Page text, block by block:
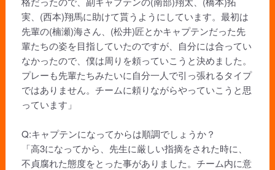
実、(西本)翔馬に助けて貰うようにしています。最初は
先輩の(楠瀬)海さん、(松井)匠とかキャプテンだった先
輩たちの姿を目指していたのですが、自分には合ってい
なかったので、僕は周りを頼っていこうと決めました。
プレーも先輩たちみたいに自分一人で引っ張れるタイプ
ではありません。チームに頼りながらやっていこうと思
っています」
Q:キャプテンになってからは順調でしょうか？
「高3になってから、先生に厳しい指摘をされた時に、
不貞腐れた態度をとった事がありました。チーム内に意